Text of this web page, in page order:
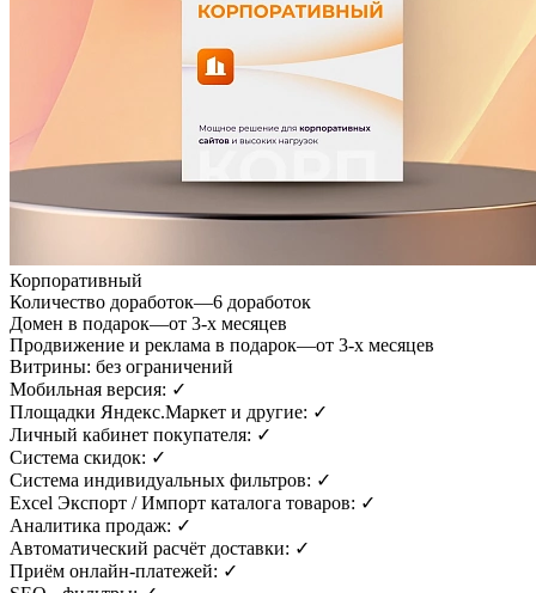
Корпоративный
Количество доработок—6 доработок
Домен в подарок—от 3-х месяцев
Продвижение и реклама в подарок—от 3-х месяцев
Витрины: без ограничений
Мобильная версия: ✓
Площадки Яндекс.Маркет и другие: ✓
Личный кабинет покупателя: ✓
Система скидок: ✓
Система индивидуальных фильтров: ✓
Excel Экспорт / Импорт каталога товаров: ✓
Аналитика продаж: ✓
Автоматический расчёт доставки: ✓
Приём онлайн-платежей: ✓